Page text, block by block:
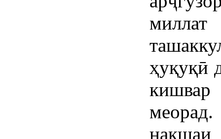
миллат
ҳуқуқӣ
кишвар